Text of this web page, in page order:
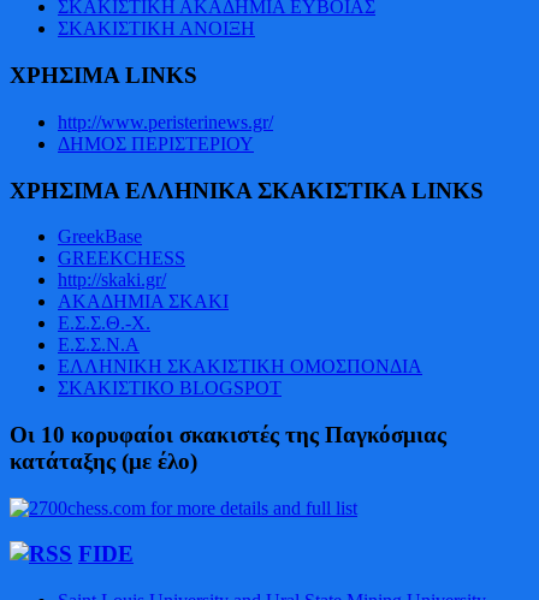
ΣΚΑΚΙΣΤΙΚΗ ΑΚΑΔΗΜΙΑ ΕΥΒΟΙΑΣ
ΣΚΑΚΙΣΤΙΚΗ ΑΝΟΙΞΗ
ΧΡΗΣΙΜΑ LINKS
http://www.peristerinews.gr/
ΔΗΜΟΣ ΠΕΡΙΣΤΕΡΙΟΥ
ΧΡΗΣΙΜΑ ΕΛΛΗΝΙΚΑ ΣΚΑΚΙΣΤΙΚΑ LINKS
GreekBase
GREEKCHESS
http://skaki.gr/
ΑΚΑΔΗΜΙΑ ΣΚΑΚΙ
Ε.Σ.Σ.Θ.-Χ.
Ε.Σ.Σ.Ν.Α
ΕΛΛΗΝΙΚΗ ΣΚΑΚΙΣΤΙΚΗ ΟΜΟΣΠΟΝΔΙΑ
ΣΚΑΚΙΣΤΙΚΟ BLOGSPOT
Οι 10 κορυφαίοι σκακιστές της Παγκόσμιας
κατάταξης (με έλο)
FIDE